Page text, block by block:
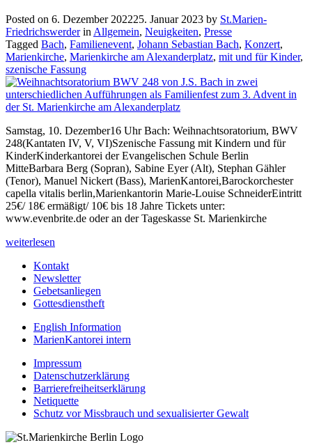
Posted on 6. Dezember 202225. Januar 2023 by St.Marien-
FriedrichswerderinAllgemein, Neuigkeiten, Presse
Tagged Bach, Familienevent, Johann Sebastian Bach, Konzert,
Marienkirche, Marienkirche am Alexanderplatz, mit und für Kinder,
szenische Fassung
Samstag, 10. Dezember16 Uhr Bach: Weihnachtsoratorium, BWV
248(Kantaten IV, V, VI)Szenische Fassung mit Kindern und für
KinderKinderkantorei der Evangelischen Schule Berlin
MitteBarbara Berg (Sopran), Sabine Eyer (Alt), Stephan Gähler
(Tenor), Manuel Nickert (Bass), MarienKantorei,Barockorchester
capella vitalis berlin,Marienkantorin Marie-Louise SchneiderEintritt
25€/ 18€ ermäßigt/ 10€ bis 18 Jahre Tickets unter:
www.evenbrite.de oder an der Tageskasse St. Marienkirche
weiterlesen
Kontakt
Newsletter
Gebetsanliegen
Gottesdienstheft
English Information
MarienKantorei intern
Impressum
Datenschutzerklärung
Barrierefreiheitserklärung
Netiquette
Schutz vor Missbrauch und sexualisierter Gewalt